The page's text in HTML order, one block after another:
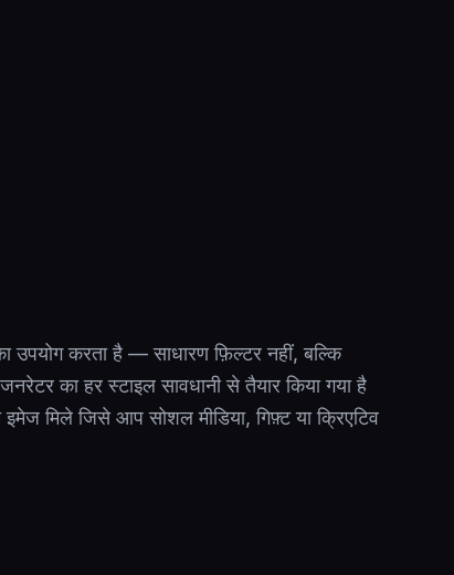
उपयोग करता है — साधारण फ़िल्टर नहीं, बल्कि
का हर स्टाइल सावधानी से तैयार किया गया है
मिले जिसे आप सोशल मीडिया, गिफ़्ट या क्रिएटिव